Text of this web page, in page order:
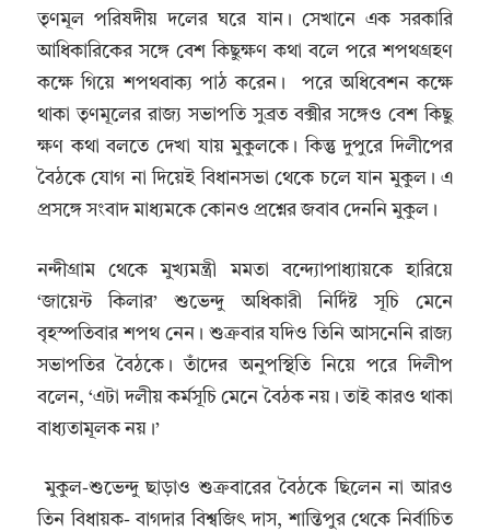
তৃণমূল পরিষদীয় দলের ঘরে যান। সেখানে এক সরকারি
আধিকারিকের সঙ্গে বেশ কিছুক্ষণ কথা বলে পরে শপথগ্রহণ
কক্ষে গিয়ে শপথবাক্য পাঠ করেন। পরে অধিবেশন কক্ষে
থাকা তৃণমূলের রাজ্য সভাপতি সুব্রত বক্সীর সঙ্গেও বেশ কিছু
ক্ষণ কথা বলতে দেখা যায় মুকুলকে। কিন্তু দুপুরে দিলীপের
বৈঠকে যোগ না দিয়েই বিধানসভা থেকে চলে যান মুকুল। এ
প্রসঙ্গে সংবাদ মাধ্যমকে কোনও প্রশ্নের জবাব দেননি মুকুল।
নন্দীগ্রাম থেকে মুখ্যমন্ত্রী মমতা বন্দ্যোপাধ্যায়কে হারিয়ে
‘জায়েন্ট কিলার’ শুভেন্দু অধিকারী নির্দিষ্ট সূচি মেনে
বৃহস্পতিবার শপথ নেন। শুক্রবার যদিও তিনি আসনেনি রাজ্য
সভাপতির বৈঠকে। তাঁদের অনুপস্থিতি নিয়ে পরে দিলীপ
বলেন, ‘এটা দলীয় কর্মসূচি মেনে বৈঠক নয়। তাই কারও থাকা
বাধ্যতামূলক নয়।’
মুকুল-শুভেন্দু ছাড়াও শুক্রবারের বৈঠকে ছিলেন না আরও
তিন বিধায়ক- বাগদার বিশ্বজিৎ দাস, শান্তিপুর থেকে নির্বাচিত